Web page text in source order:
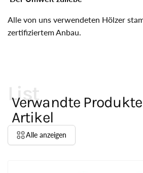
Alle von uns verwendeten Hölzer
zertifiziertem Anbau.
List
Verwandte
Artikel
Alle anzeigen